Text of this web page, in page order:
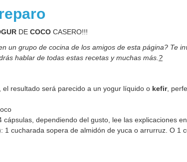
DE COCO CASERO!!!
un grupo de cocina de los amigos de esta página? Te
hablar de todas estas recetas y muchas más. ?
el resultado será parecido a un yogur líquido o kefir,
cápsulas, dependiendo del gusto, lee las explicaciones
1 cucharada sopera de almidón de yuca o arrurruz. O 1